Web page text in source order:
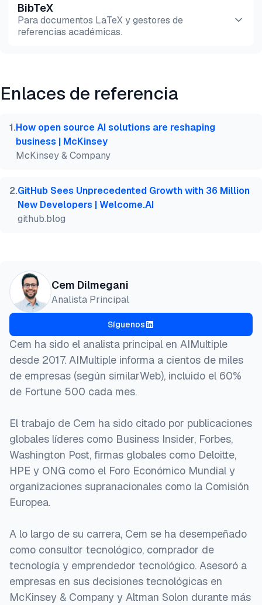
Vista previa HTML
BibTeX
Para documentos LaTeX y gestores de
referencias académicas.
@misc{dilmegani2026,
  title  = {{Comparar 45+ Herramientas MLOps}},
  month  = jun,
howpublished    = {\url{https://aimultiple.com/
Enlaces de referencia
1.How open source AI solutions are reshaping
business | McKinsey
McKinsey & Company
2.GitHub Sees Unprecedented Growth with 36 Million
New Developers | Welcome.AI
github.blog
Cem Dilmegani
Analista Principal
Síguenos
Cem ha sido el analista principal en AIMultiple
desde 2017. AIMultiple informa a cientos de miles
de empresas (según similarWeb), incluido el 60%
de Fortune 500 cada mes.
El trabajo de Cem ha sido citado por publicaciones
globales líderes como Business Insider, Forbes,
Washington Post, firmas globales como Deloitte,
HPE y ONG como el Foro Económico Mundial y
organizaciones supranacionales como la Comisión
Europea.
A lo largo de su carrera, Cem se ha desempeñado
como consultor tecnológico, comprador de
tecnología y emprendedor tecnológico. Asesoró a
empresas en sus decisiones tecnológicas en
McKinsey & Company y Altman Solon durante más